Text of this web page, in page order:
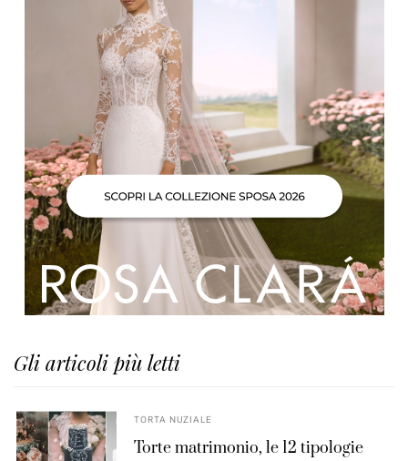
Gli articoli più letti
TORTA NUZIALE
Torte matrimonio, le 12 tipologie